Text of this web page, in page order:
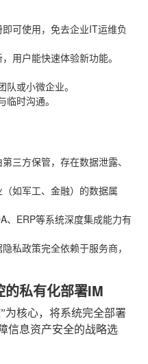
可使用，免去企业IT运维负
用户能快速体验新功能。
或小微企业。
时沟通。
三方保管，存在数据泄露、
如军工、金融）的数据属
、ERP等系统深度集成能力有
私政策完全依赖于服务商，
的私有化部署IM
为核心，将系统完全部署
信息资产安全的战略选